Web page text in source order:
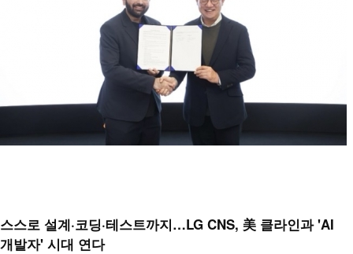
스스로 설계·코딩·테스트까지…LG CNS, 美 클라인과 'AI
개발자' 시대 연다